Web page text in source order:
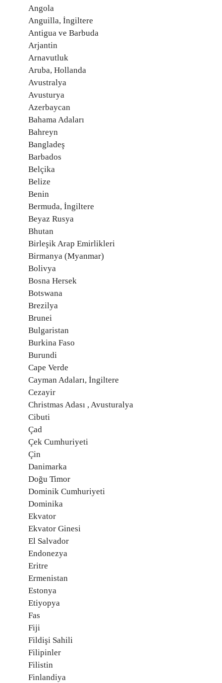
Angola
Anguilla, İngiltere
Antigua ve Barbuda
Arjantin
Arnavutluk
Aruba, Hollanda
Avustralya
Avusturya
Azerbaycan
Bahama Adaları
Bahreyn
Bangladeş
Barbados
Belçika
Belize
Benin
Bermuda, İngiltere
Beyaz Rusya
Bhutan
Birleşik Arap Emirlikleri
Birmanya (Myanmar)
Bolivya
Bosna Hersek
Botswana
Brezilya
Brunei
Bulgaristan
Burkina Faso
Burundi
Cape Verde
Cayman Adaları, İngiltere
Cezayir
Christmas Adası , Avusturalya
Cibuti
Çad
Çek Cumhuriyeti
Çin
Danimarka
Doğu Timor
Dominik Cumhuriyeti
Dominika
Ekvator
Ekvator Ginesi
El Salvador
Endonezya
Eritre
Ermenistan
Estonya
Etiyopya
Fas
Fiji
Fildişi Sahili
Filipinler
Filistin
Finlandiya